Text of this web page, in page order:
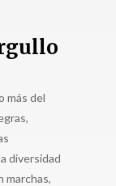
más del
diversidad
marchas,